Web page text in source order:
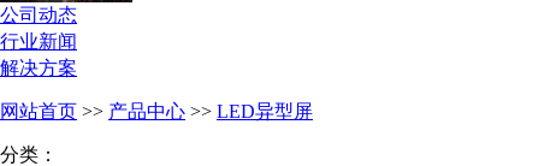
公司动态
行业新闻
解决方案
网站首页 >> 产品中心 >> LED异型屏
分类：